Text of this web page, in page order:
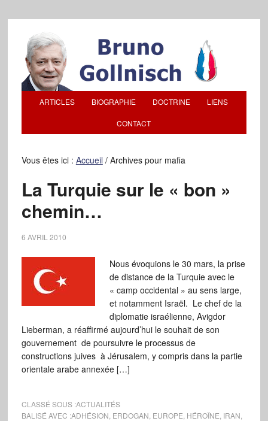
ARTICLES BIOGRAPHIE DOCTRINE LIENS
CONTACT
Vous êtes ici : Accueil /Archives pour mafia
La Turquie sur le « bon »
chemin…
6 AVRIL 2010
Nous évoquions le 30 mars, la prise
de distance de la Turquie avec le
« camp occidental » au sens large,
et notamment Israël. Le chef de la
diplomatie israélienne, Avigdor
Lieberman, a réaffirmé aujourd’hui le souhait de son
gouvernement de poursuivre le processus de
constructions juives à Jérusalem, y compris dans la partie
orientale arabe annexée […]
CLASSÉ SOUS :ACTUALITÉS
BALISÉ AVEC :ADHÉSION ERDOGAN EUROPE HÉROÏNE IRAN